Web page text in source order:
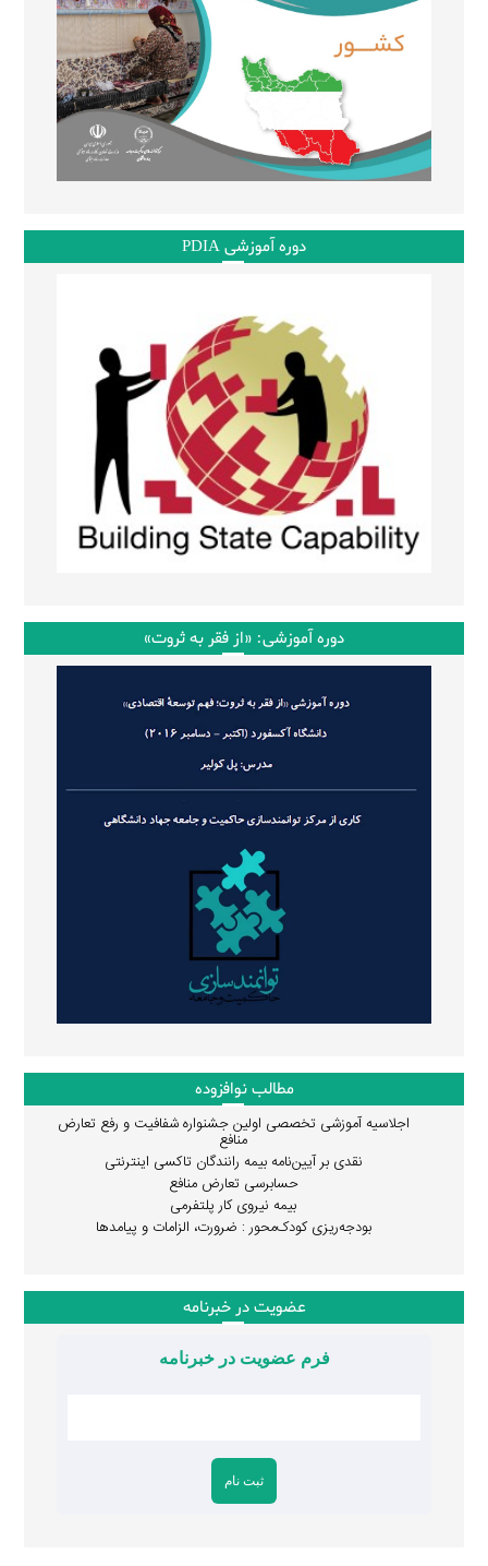
دوره آموزشی PDIA
دوره آموزشی: «از فقر به ثروت»
مطالب نوافزوده
اجلاسیه آموزشی تخصصی اولین جشنواره شفافیت و رفع تعارض
منافع
نقدی بر آیین‌نامه بیمه رانندگان تاکسی اینترنتی
حسابرسی تعارض منافع
بیمه نیروی کار پلتفرمی
بودجه‌ریزی کودک‌محور : ضرورت، الزامات و پیامدها
عضویت در خبرنامه
فرم عضویت در خبرنامه